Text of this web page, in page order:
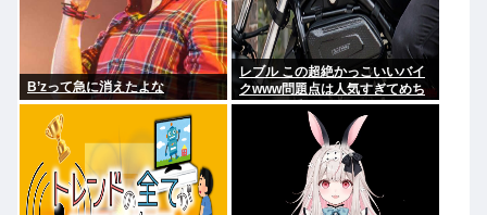
B’zって急に消えたよな
レブル この超絶かっこいいバイ
クwww問題点は人気すぎてめち
ゃくちゃ乗ってるやついるwww